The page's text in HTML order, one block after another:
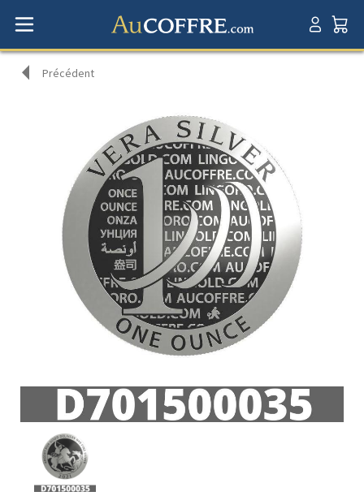
Précédent
produit